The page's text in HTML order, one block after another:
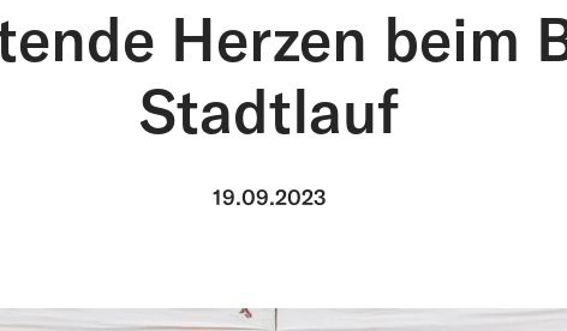
Herzen beim
Stadtlauf
19.09.2023